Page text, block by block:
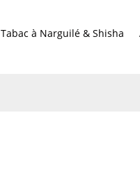
Tabac à Narguilé & Shisha